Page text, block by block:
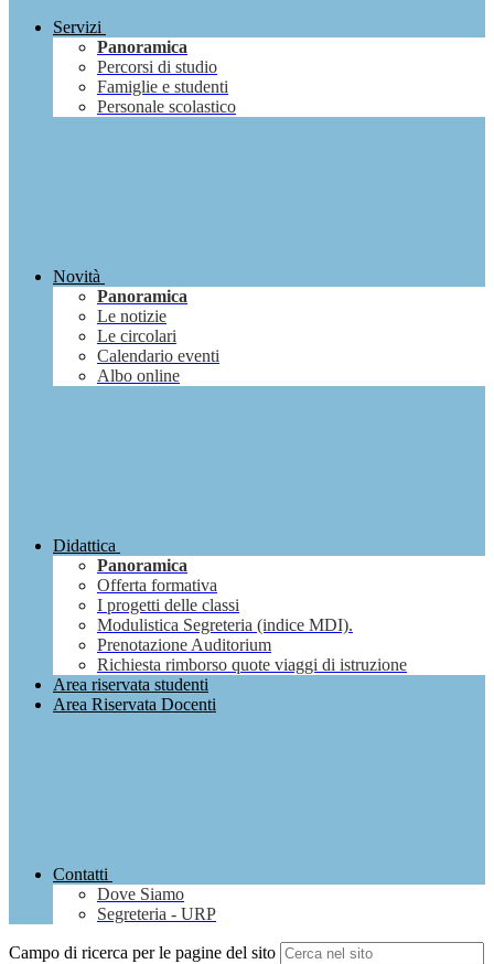
Servizi
Panoramica
Percorsi di studio
Famiglie e studenti
Personale scolastico
Novità
Panoramica
Le notizie
Le circolari
Calendario eventi
Albo online
Didattica
Panoramica
Offerta formativa
I progetti delle classi
Modulistica Segreteria (indice MDI).
Prenotazione Auditorium
Richiesta rimborso quote viaggi di istruzione
Area riservata studenti
Area Riservata Docenti
Contatti
Dove Siamo
Segreteria - URP
Campo di ricerca per le pagine del sito